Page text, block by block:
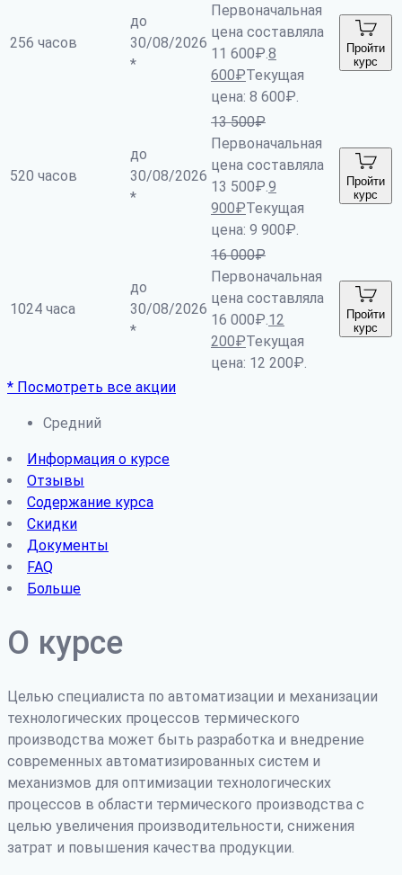
256 часов
до
30/08/2026
*
Первоначальная
цена составляла
11 600₽.8
600₽Текущая
цена: 8 600₽.
Пройти
курс
520 часов
до
30/08/2026
*
13 500₽
Первоначальная
цена составляла
13 500₽.9
900₽Текущая
цена: 9 900₽.
Пройти
курс
1024 часа
до
30/08/2026
*
16 000₽
Первоначальная
цена составляла
16 000₽.12
200₽Текущая
цена: 12 200₽.
Пройти
курс
* Посмотреть все акции
Средний
Информация о курсе
Отзывы
Содержание курса
Скидки
Документы
FAQ
Больше
О курсе
Целью специалиста по автоматизации и механизации
технологических процессов термического
производства может быть разработка и внедрение
современных автоматизированных систем и
механизмов для оптимизации технологических
процессов в области термического производства с
целью увеличения производительности, снижения
затрат и повышения качества продукции.